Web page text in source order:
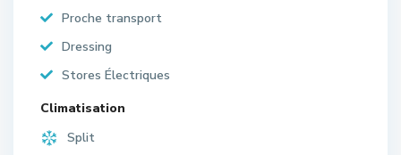
Proche transport
Dressing
Stores Électriques
Climatisation
Split